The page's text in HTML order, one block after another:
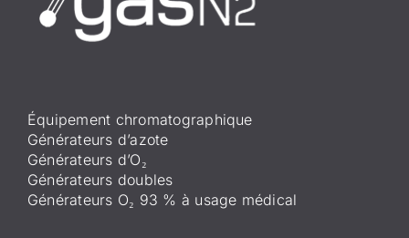
Équipement chromatographique
Générateurs d’azote
Générateurs d’O₂
Générateurs doubles
Générateurs O₂ 93 % à usage médical